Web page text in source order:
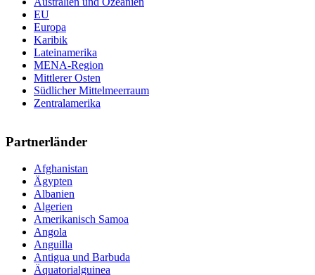
EU
Europa
Karibik
Lateinamerika
MENA-Region
Mittlerer Osten
Südlicher Mittelmeerraum
Zentralamerika
Partnerländer
Afghanistan
Ägypten
Albanien
Algerien
Amerikanisch Samoa
Angola
Anguilla
Antigua und Barbuda
Äquatorialguinea